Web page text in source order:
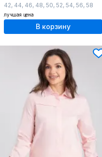
42, 44, 46, 48, 50, 52, 54, 56, 58
лучшая цена
В корзину